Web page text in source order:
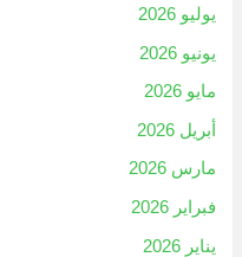
يوليو 2026
يونيو 2026
مايو 2026
أبريل 2026
مارس 2026
فبراير 2026
يناير 2026